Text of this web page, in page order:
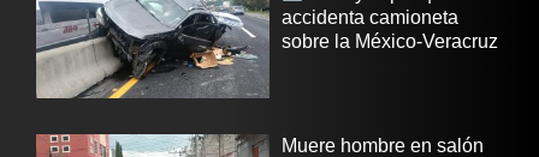
accidenta camioneta
sobre la México-Veracruz
Muere hombre en salón